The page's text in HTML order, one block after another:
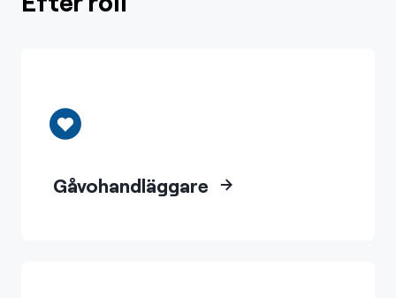
Gåvohandläggare